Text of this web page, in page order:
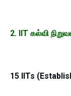
2. IIT கல்வி
15 IITs